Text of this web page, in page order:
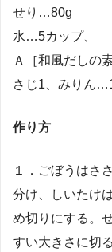
せり…80g
水…5カップ、
Ａ［和風だし
さじ1、みりん
作り方
１．ごぼうはさ
分け、しいたけ
め切りにする。
すい大きさに切る